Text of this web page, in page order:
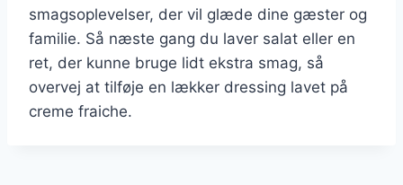
smagsoplevelser, der vil glæde dine gæster og
familie. Så næste gang du laver salat eller en
ret, der kunne bruge lidt ekstra smag, så
overvej at tilføje en lækker dressing lavet på
creme fraiche.